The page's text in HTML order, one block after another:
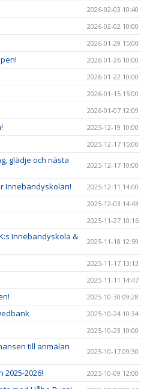
2026-02-03 10:40
2026-02-02 10:00
2026-01-29 15:00
2026-01-26 10:00
2026-01-22 10:00
2026-01-15 15:00
2026-01-07 12:09
2025-12-19 10:00
2025-12-17 15:00
glädje och nästa
2025-12-17 10:00
Innebandyskolan! 2025-12-11 14:00
2025-12-03 14:43
2025-11-27 10:16
Innebandyskola &
2025-11-18 12:59
2025-11-17 13:13
2025-11-11 14:47
2025-10-30 09:28
2025-10-24 10:34
2025-10-23 10:00
till anmälan
2025-10-17 09:30
2026! 2025-10-09 12:00